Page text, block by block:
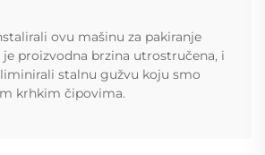
ovu mašinu za pakiranje
je proizvodna brzina utrostručena, i
stalnu gužvu koju smo
krhkim čipovima.